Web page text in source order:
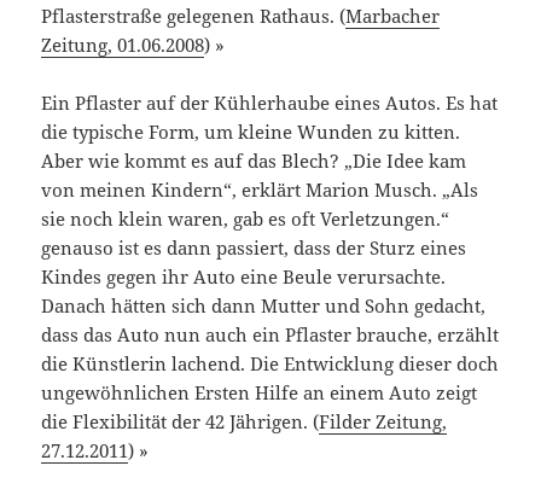
Pflasterstraße gelegenen Rathaus. (Marbacher
Zeitung, 01.06.2008) »
Ein Pflaster auf der Kühlerhaube eines Autos. Es hat
die typische Form, um kleine Wunden zu kitten.
Aber wie kommt es auf das Blech? „Die Idee kam
von meinen Kindern“, erklärt Marion Musch. „Als
sie noch klein waren, gab es oft Verletzungen.“
genauso ist es dann passiert, dass der Sturz eines
Kindes gegen ihr Auto eine Beule verursachte.
Danach hätten sich dann Mutter und Sohn gedacht,
dass das Auto nun auch ein Pflaster brauche, erzählt
die Künstlerin lachend. Die Entwicklung dieser doch
ungewöhnlichen Ersten Hilfe an einem Auto zeigt
die Flexibilität der 42 Jährigen. (Filder Zeitung,
27.12.2011) »